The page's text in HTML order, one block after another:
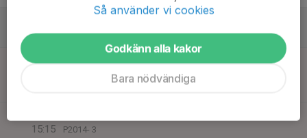
23
11:00
Match mot Boo FF Blå 3
15:15
P2014- 3
Så använder vi cookies
Godkänn alla kakor
Bara nödvändiga